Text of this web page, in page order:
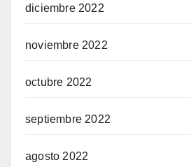
diciembre 2022
noviembre 2022
octubre 2022
septiembre 2022
agosto 2022